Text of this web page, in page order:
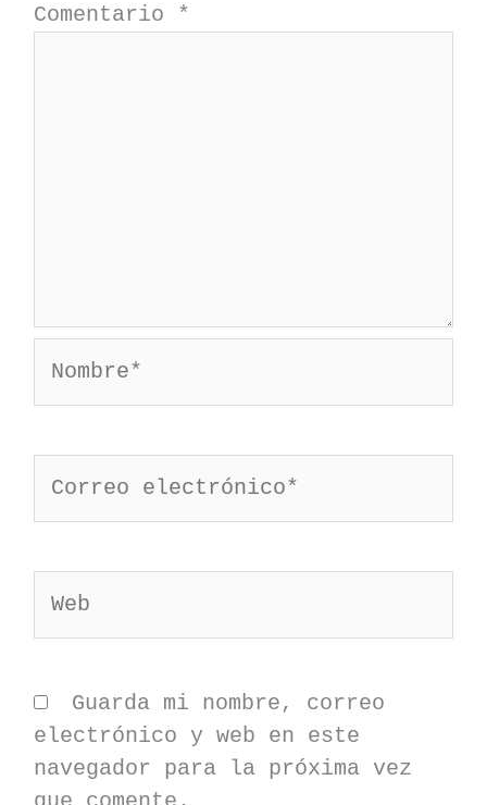
Comentario *
electrónico*
Guarda mi nombre, correo
electrónico y web en este
navegador para la próxima vez